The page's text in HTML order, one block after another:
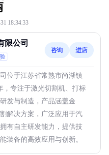
18:34:33
限公司
咨询 进店
位于江苏省常熟市尚湖镇
，专注于激光切割机、打标
发与制造，产品涵盖金
解决方案，广泛应用于汽
有自主研发能力，提供技
装备的高效应用与创新。